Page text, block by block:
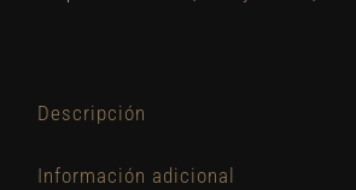
Descripción
Información adicional